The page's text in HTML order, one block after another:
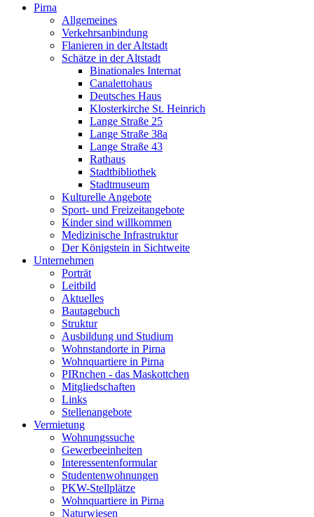
Pirna
Allgemeines
Verkehrsanbindung
Flanieren in der Altstadt
Schätze in der Altstadt
Binationales Internat
Canalettohaus
Deutsches Haus
Klosterkirche St. Heinrich
Lange Straße 25
Lange Straße 38a
Lange Straße 43
Rathaus
Stadtbibliothek
Stadtmuseum
Kulturelle Angebote
Sport- und Freizeitangebote
Kinder sind willkommen
Medizinische Infrastruktur
Der Königstein in Sichtweite
Unternehmen
Porträt
Leitbild
Aktuelles
Bautagebuch
Struktur
Ausbildung und Studium
Wohnstandorte in Pirna
Wohnquartiere in Pirna
PIRnchen - das Maskottchen
Mitgliedschaften
Links
Stellenangebote
Vermietung
Wohnungssuche
Gewerbeeinheiten
Interessentenformular
Studentenwohnungen
PKW-Stellplätze
Wohnquartiere in Pirna
Naturwiesen